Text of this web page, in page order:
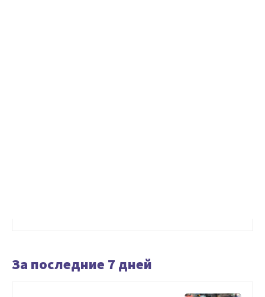
За последние 7 дней